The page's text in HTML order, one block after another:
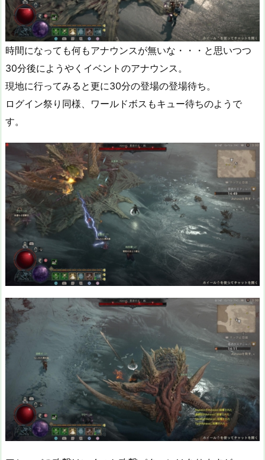
時間になっても何もアナウンスが無いな・・・と思いつつ
30分後にようやくイベントのアナウンス。
現地に行ってみると更に30分の登場の登場待ち。
ログイン祭り同様、ワールドボスもキュー待ちのようで
す。